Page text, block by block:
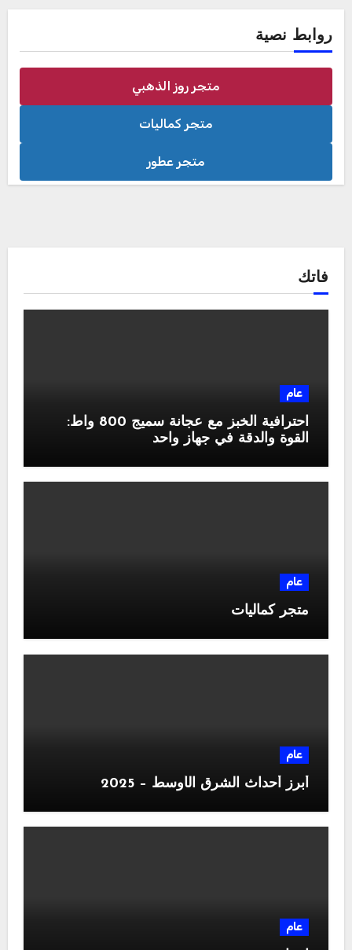
روابط نصية
متجر روز الذهبي
متجر كماليات
متجر عطور
فاتك
عام
احترافية الخبز مع عجانة سميج 800 واط:
القوة والدقة في جهاز واحد
عام
متجر كماليات
عام
أبرز أحداث الشرق الأوسط – 2025
عام